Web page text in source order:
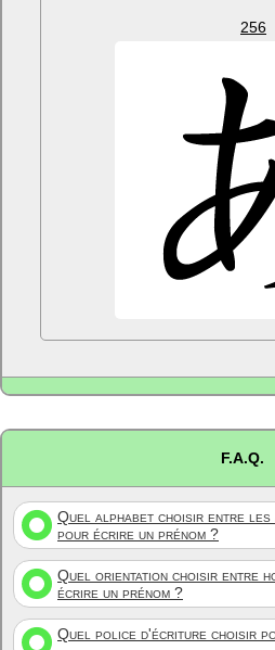
256
F.A.Q.
Quel alphabet choisir entre les
pour écrire un prénom ?
Quel orientation choisir entre
écrire un prénom ?
Quel police d'écriture choisir